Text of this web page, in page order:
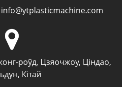
info@ytplasticmachine.com
роўд, Цзяочжоу, Ціндао,
Кітай